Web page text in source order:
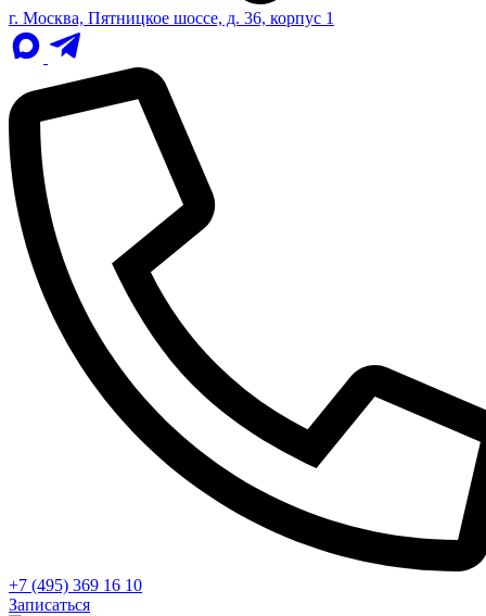
г. Москва, Пятницкое шоссе, д. 36, корпус 1
+7 (495) 369 16 10
Записаться